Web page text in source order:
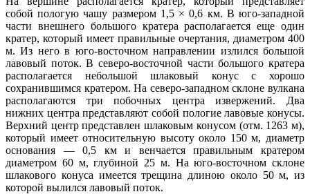
собой пологую чашу размером 1,5 × 0,6 км. В юго-западной
части внешнего большого кратера располагается еще один
кратер, который имеет правильные очертания, диаметром 400
м. Из него в юго-восточном направлении излился большой
лавовый поток. В северо-восточной части большого кратера
располагается небольшой шлаковый конус с хорошо
сохранившимся кратером. На северо-западном склоне вулкана
располагаются три побочных центра извержений. Два
нижних центра представляют собой пологие лавовые конусы.
Верхний центр представлен шлаковым конусом (отм. 1263 м),
который имеет относительную высоту около 150 м, диаметр
основания — 0,5 км и венчается правильным кратером
диаметром 60 м, глубиной 25 м. На юго-восточном склоне
шлакового конуса имеется трещина длиною около 50 м, из
которой вылился лавовый поток.